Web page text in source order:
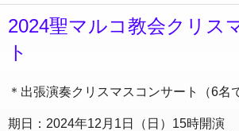
2024聖マルコ教会クリス
ト
＊出張演奏クリスマスコンサート（6名
期日：2024年12月1日（日）15時開演